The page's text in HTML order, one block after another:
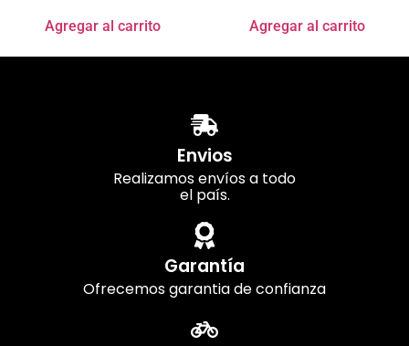
Agregar al carrito Agregar al carrito
Envios
Realizamos envíos a todo
el país.
Garantía
Ofrecemos garantia de confianza